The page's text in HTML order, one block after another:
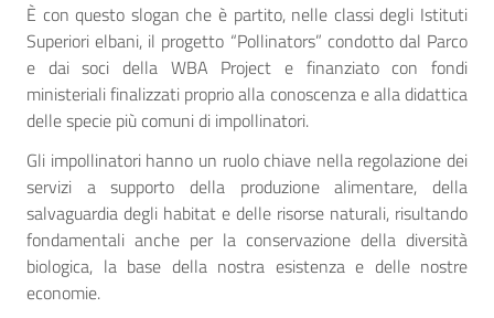
È con questo slogan che è partito, nelle classi degli Istituti
Superiori elbani, il progetto “Pollinators” condotto dal Parco
e dai soci della WBA Project e finanziato con fondi
ministeriali finalizzati proprio alla conoscenza e alla didattica
delle specie più comuni di impollinatori.
Gli impollinatori hanno un ruolo chiave nella regolazione dei
servizi a supporto della produzione alimentare, della
salvaguardia degli habitat e delle risorse naturali, risultando
fondamentali anche per la conservazione della diversità
biologica, la base della nostra esistenza e delle nostre
economie.